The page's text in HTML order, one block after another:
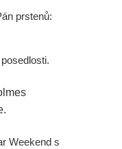
prstenů:
Weekend s